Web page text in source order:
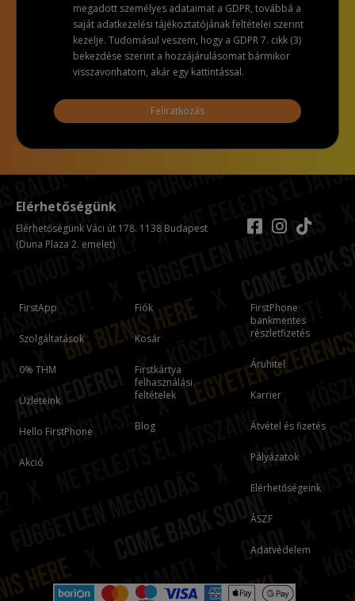
megadott személyes adataimat a GDPR, továbbá a
saját adatkezelési tájékoztatójának feltételei szerint
kezelje. Tudomásul veszem, hogy a GDPR 7. cikk (3)
bekezdése szerint a hozzájárulásomat bármikor
visszavonhatom, akár egy kattintással.
Feliratkozás
FirstApp
Szolgáltatások
0% THM
Üzleteink
Hello FirstPhone
Akció
Fiók
Kosár
Firstkártya
felhasználási
feltételek
Blog
FirstPhone
bankmentes
részletfizetés
Áruhitel
Karrier
Átvétel és fizetés
Pályázatok
Elérhetőségeink
ÁSZF
Adatvédelem
Elérhetőségünk
Elérhetőségünk Váci út 178. 1138 Budapest
(Duna Plaza 2. emelet)